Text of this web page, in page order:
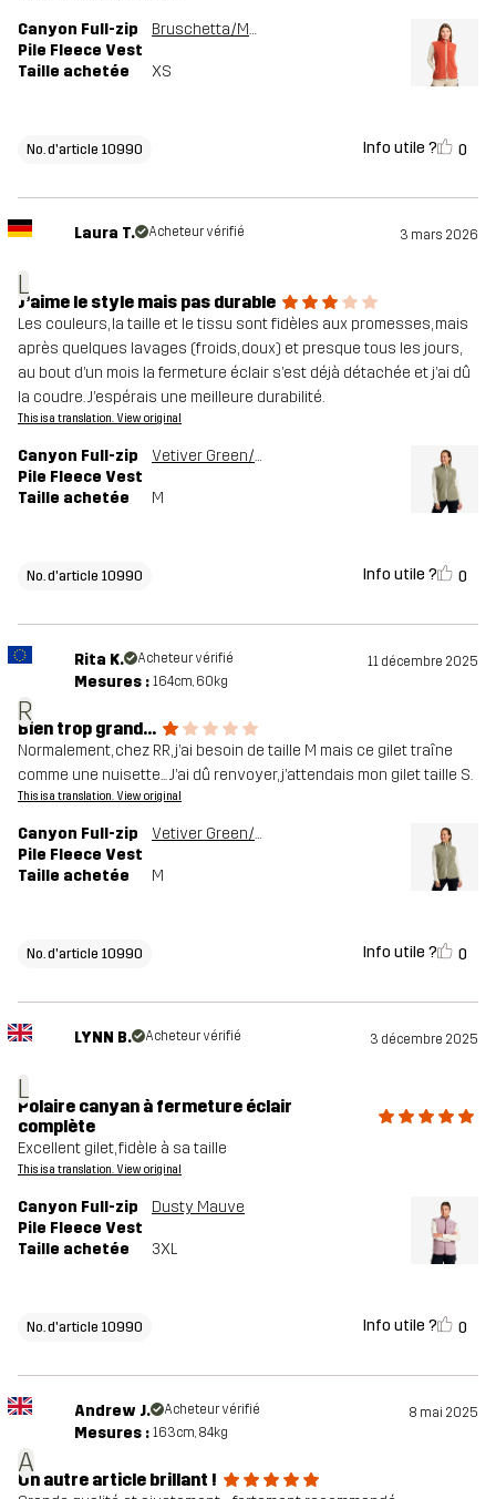
Canyon Full-zip
Pile Fleece Vest
Bruschetta/Maple Sugar
Taille achetée XS
No. d'article 10990 Info utile ? 0
L
Laura T. Acheteur vérifié 3 mars 2026
J’aime le style mais pas durable
Les couleurs, la taille et le tissu sont fidèles aux promesses, mais
après quelques lavages (froids, doux) et presque tous les jours,
au bout d’un mois la fermeture éclair s’est déjà détachée et j’ai dû
la coudre. J’espérais une meilleure durabilité.
This is a translation. View original
Canyon Full-zip
Pile Fleece Vest
Vetiver Green/Oatmeal
Taille achetée M
No. d'article 10990 Info utile ? 0
R
Rita K. Acheteur vérifié 11 décembre 2025
Mesures : 164cm, 60kg
Bien trop grand...
Normalement, chez RR, j’ai besoin de taille M mais ce gilet traîne
comme une nuisette... J’ai dû renvoyer, j’attendais mon gilet taille S.
This is a translation. View original
Canyon Full-zip
Pile Fleece Vest
Vetiver Green/Oatmeal
Taille achetée M
No. d'article 10990 Info utile ? 0
L
LYNN B. Acheteur vérifié 3 décembre 2025
Polaire canyan à fermeture éclair
complète
Excellent gilet, fidèle à sa taille
This is a translation. View original
Canyon Full-zip
Pile Fleece Vest
Dusty Mauve
Taille achetée 3XL
No. d'article 10990 Info utile ? 0
A
Andrew J. Acheteur vérifié 8 mai 2025
Mesures : 163cm, 84kg
Un autre article brillant !